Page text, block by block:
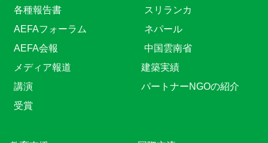
各種報告書
AEFAフォーラム
AEFA会報
メディア報道
講演
受賞
スリランカ
ネパール
中国雲南省
建築実績
パートナーNGOの紹介